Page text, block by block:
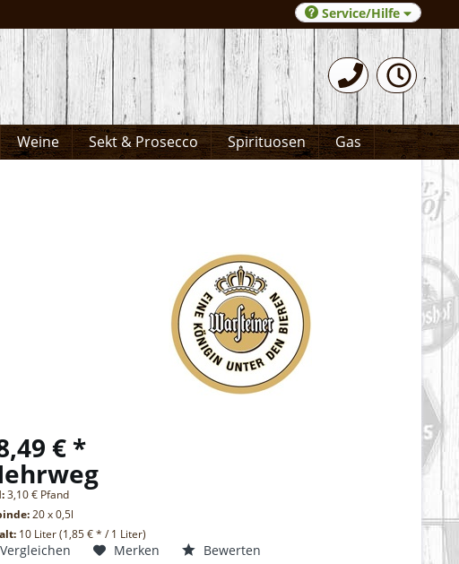
0531-372066
Service/Hilfe
Weine Sekt & Prosecco Spirituosen Gas
€ *
3,10 € Pfand
20 x 0,5l
10 Liter (1,85 € * / 1 Liter)
Vergleichen Merken Bewerten